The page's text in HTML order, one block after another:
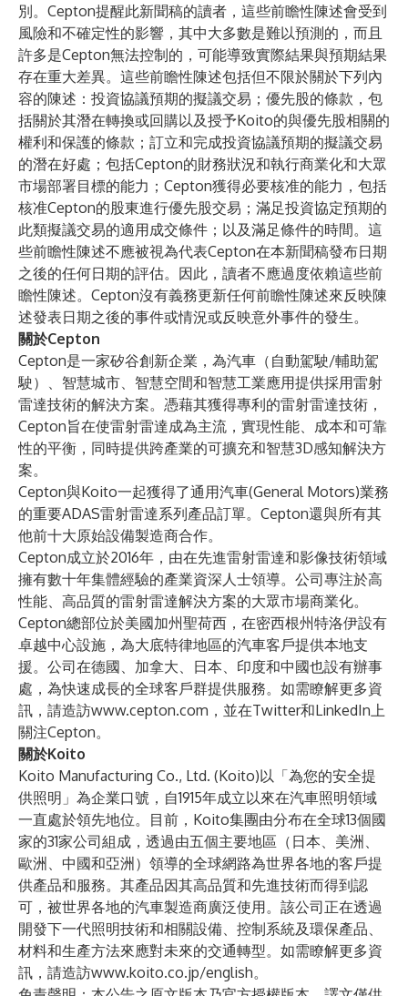
別。Cepton提醒此新聞稿的讀者，這些前瞻性陳述會受到
風險和不確定性的影響，其中大多數是難以預測的，而且
許多是Cepton無法控制的，可能導致實際結果與預期結果
存在重大差異。這些前瞻性陳述包括但不限於關於下列內
容的陳述：投資協議預期的擬議交易；優先股的條款，包
括關於其潛在轉換或回購以及授予Koito的與優先股相關的
權利和保護的條款；訂立和完成投資協議預期的擬議交易
的潛在好處；包括Cepton的財務狀況和執行商業化和大眾
市場部署目標的能力；Cepton獲得必要核准的能力，包括
核准Cepton的股東進行優先股交易；滿足投資協定預期的
此類擬議交易的適用成交條件；以及滿足條件的時間。這
些前瞻性陳述不應被視為代表Cepton在本新聞稿發布日期
之後的任何日期的評估。因此，讀者不應過度依賴這些前
瞻性陳述。Cepton沒有義務更新任何前瞻性陳述來反映陳
述發表日期之後的事件或情況或反映意外事件的發生。
關於Cepton
Cepton是一家矽谷創新企業，為汽車 （自動駕駛/輔助駕
駛）、 智慧城市、 智慧空間和智慧工業應用提供採用雷射
雷達技術的解決方案。憑藉其獲得專利的雷射雷達技術，
Cepton旨在使雷射雷達成為主流，實現性能、成本和可靠
性的平衡，同時提供跨產業的可擴充和智慧3D感知解決方
案。
Cepton與Koito一起獲得了通用汽車(General Motors)業務
的重要ADAS雷射雷達系列產品訂單。Cepton還與所有其
他前十大原始設備製造商合作。
Cepton成立於2016年，由在先進雷射雷達和影像技術領域
擁有數十年集體經驗的產業資深人士領導。公司專注於高
性能、高品質的雷射雷達解決方案的大眾市場商業化。
Cepton總部位於美國加州聖荷西，在密西根州特洛伊設有
卓越中心設施，為大底特律地區的汽車客戶提供本地支
援。公司在德國、加拿大、日本、印度和中國也設有辦事
處，為快速成長的全球客戶群提供服務。如需瞭解更多資
訊，請造訪www.cepton.com ，並在Twitter和LinkedIn上
關注Cepton。
關於Koito
Koito Manufacturing Co., Ltd. (Koito)以「為您的安全提
供照明」為企業口號，自1915年成立以來在汽車照明領域
一直處於領先地位。目前，Koito集團由分布在全球13個國
家的31家公司組成，透過由五個主要地區（日本、美洲、
歐洲、中國和亞洲）領導的全球網路為世界各地的客戶提
供產品和服務。其產品因其高品質和先進技術而得到認
可，被世界各地的汽車製造商廣泛使用。該公司正在透過
開發下一代照明技術和相關設備、控制系統及環保產品、
材料和生產方法來應對未來的交通轉型。如需瞭解更多資
訊，請造訪www.koito.co.jp/english。